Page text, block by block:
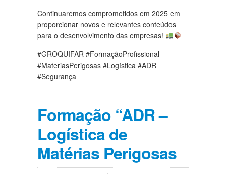
Continuaremos comprometidos em 2025 em
proporcionar novos e relevantes conteúdos
para o desenvolvimento das empresas!
#GROQUIFAR #FormaçãoProfissional
#MateriasPerigosas #Logística #ADR
#Segurança
Formação “ADR –
Logística de
Matérias Perigosas